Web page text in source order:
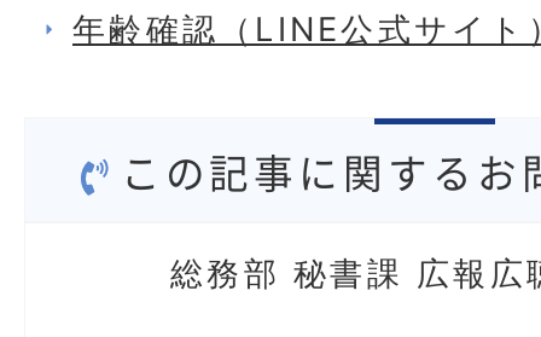
年齢確認（LINE公式サイト
この記事に関するお
総務部 秘書課 広報広